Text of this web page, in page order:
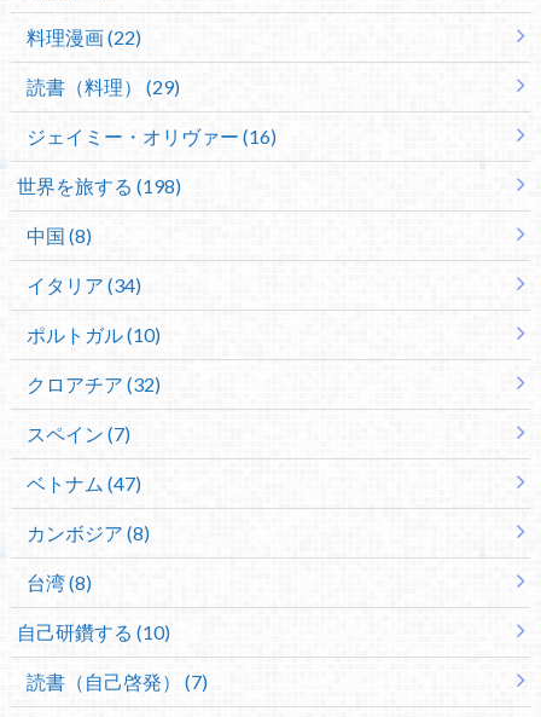
料理漫画 (22)
読書（料理） (29)
ジェイミー・オリヴァー (16)
世界を旅する (198)
中国 (8)
イタリア (34)
ポルトガル (10)
クロアチア (32)
スペイン (7)
ベトナム (47)
カンボジア (8)
台湾 (8)
自己研鑽する (10)
読書（自己啓発） (7)